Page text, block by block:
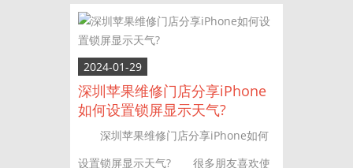
2024-01-29
深圳苹果维修门店分享iPhone
如何设置锁屏显示天气?
深圳苹果维修门店分享iPhone如何
设置锁屏显示天气? 很多朋友喜欢使